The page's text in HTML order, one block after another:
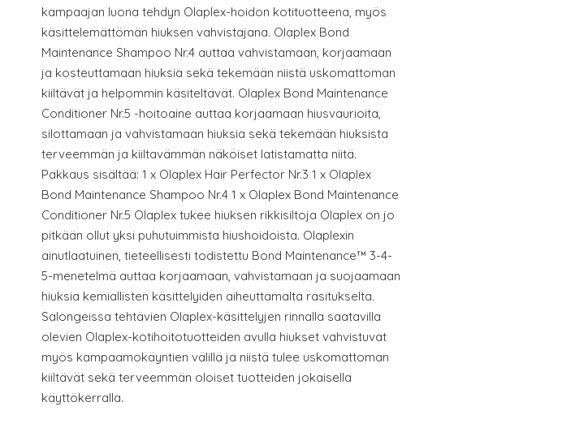
kampaajan luona tehdyn Olaplex-hoidon kotituotteena, myös
käsittelemättömän hiuksen vahvistajana. Olaplex Bond
Maintenance Shampoo Nr.4 auttaa vahvistamaan, korjaamaan
ja kosteuttamaan hiuksia sekä tekemään niistä uskomattoman
kiiltävät ja helpommin käsiteltävät. Olaplex Bond Maintenance
Conditioner Nr.5 -hoitoaine auttaa korjaamaan hiusvaurioita,
silottamaan ja vahvistamaan hiuksia sekä tekemään hiuksista
terveemmän ja kiiltavämmän näköiset latistamatta niitä.
Pakkaus sisältää: 1 x Olaplex Hair Perfector Nr.3 1 x Olaplex
Bond Maintenance Shampoo Nr.4 1 x Olaplex Bond Maintenance
Conditioner Nr.5 Olaplex tukee hiuksen rikkisiltoja Olaplex on jo
pitkään ollut yksi puhutuimmista hiushoidoista. Olaplexin
ainutlaatuinen, tieteellisesti todistettu Bond Maintenance™ 3-4-
5-menetelmä auttaa korjaamaan, vahvistamaan ja suojaamaan
hiuksia kemiallisten käsittelyiden aiheuttamalta rasitukselta.
Salongeissa tehtävien Olaplex-käsittelyjen rinnalla saatavilla
olevien Olaplex-kotihoitotuotteiden avulla hiukset vahvistuvat
myös kampaamokäyntien välillä ja niistä tulee uskomattoman
kiiltävät sekä terveemmän oloiset tuotteiden jokaisella
käyttökerralla.